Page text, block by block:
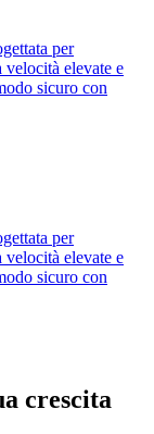
per
elevate e
sicuro con
per
elevate e
sicuro con
crescita